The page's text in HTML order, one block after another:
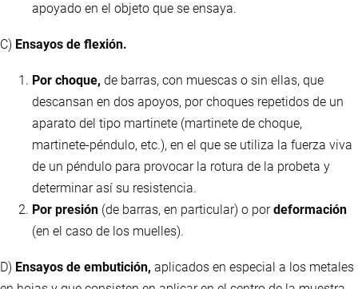
apoyado en el objeto que se ensaya.
C) Ensayos de flexión.
Por choque, de barras, con muescas o sin ellas, que
descansan en dos apoyos, por choques repetidos de un
aparato del tipo martinete (martinete de choque,
martinete-péndulo, etc.), en el que se utiliza la fuerza viva
de un péndulo para provocar la rotura de la probeta y
determinar así su resistencia.
Por presión (de barras, en particular) o pordeformación
(en el caso de los muelles).
D) Ensayos de embutición, aplicados en especial a los metales